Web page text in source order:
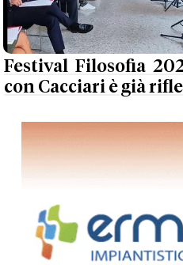
Festival Filosofia
con Cacciari è già